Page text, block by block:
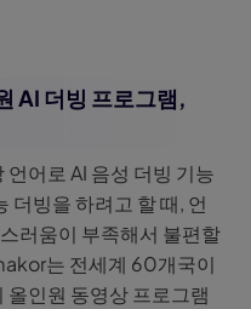
AI 더빙 프로그램,
어로 AI 음성 더빙 기능
더빙을 하려고 할 때, 언
러움이 부족해서 불편할
는 전세계 60개국이
올인원 동영상 프로그램